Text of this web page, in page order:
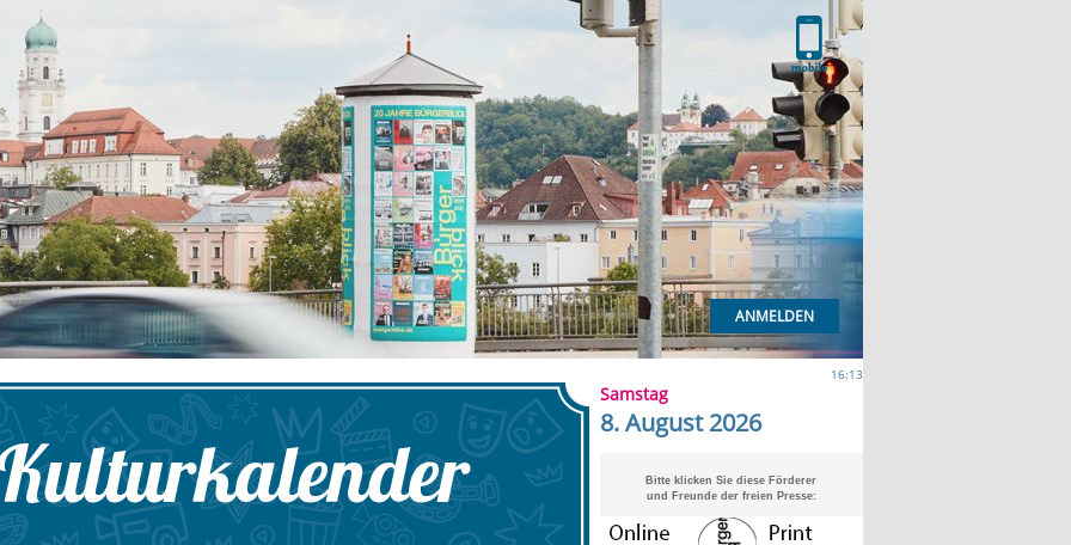
ANMELDEN
16:13
Samstag
8. August 2026
Bitte klicken Sie diese Förderer
und Freunde der freien Presse: